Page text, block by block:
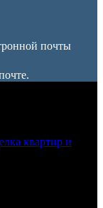
почты
квартир и